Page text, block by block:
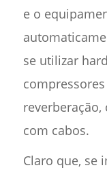
e o
se utilizar
reverberação,
com cabos.
Claro que, se